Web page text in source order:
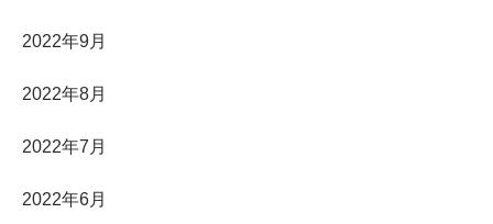
2022年9月
2022年8月
2022年7月
2022年6月